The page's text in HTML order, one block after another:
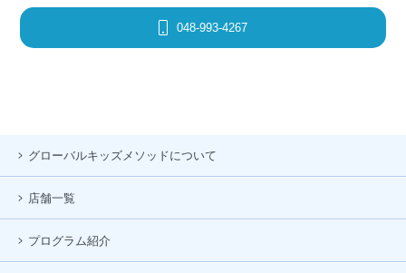
048-993-4267
グローバルキッズメソッドについて
店舗一覧
プログラム紹介